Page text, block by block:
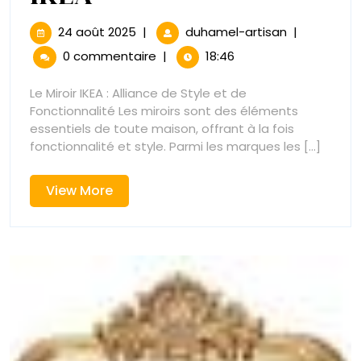
Pied
Votre
Reflet
Parfait
avec
les
Miroirs
IKEA
24 août 2025 24
août
| duhamel-artisanTrouvez
les
Miroirs
IKEA
|
0 commentaire | 18:46
Le Miroir IKEA : Alliance de Style et de
Fonctionnalité Les miroirs sont des éléments
essentiels de toute maison, offrant à la fois
fonctionnalité et style. Parmi les marques les [...]
View MoreView
More